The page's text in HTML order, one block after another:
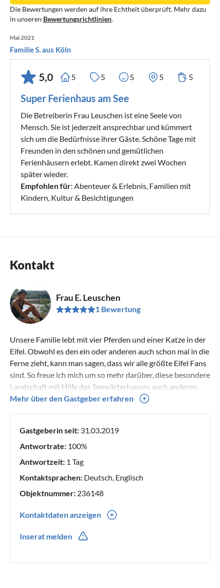
vielfältigen Freizeitmöglichkeiten der Umgebung Ihren
Aufenthalt zu einem unvergesslichen Erlebnis machen
werden. Trotz der Einschränkungen im Bade- und
Bootbetrieb bietet unser Ferienhaus die perfekte
Gelegenheit, sich zu erholen und die Natur in vollen Zügen
zu genießen.
Wir freuen uns auf Ihren Besuch und stehen Ihnen für
weitere Informationen gerne zur Verfügung.
Den Wasserstand des Sees können Sie sich per Webcam
ansehen.
Die Bewertungen werden auf ihre Echtheit überprüft. Mehr dazu
in unseren Bewertungsrichtlinien.
Mai 2021
Familie S. aus Köln
5,0 5 5 5 5 5
Super Ferienhaus am See
Die Betreiberin Frau Leuschen ist eine Seele von
Mensch. Sie ist jederzeit ansprechbar und kümmert
sich um die Bedürfnisse ihrer Gäste. Schöne Tage mit
Freunden in den schönen und gemütlichen
Ferienhäusern erlebt. Kamen direkt zwei Wochen
später wieder.
Empfohlen für: Abenteuer & Erlebnis, Familien mit
Kindern, Kultur & Besichtigungen
Kontakt
Frau E. Leuschen
1 Bewertung
Unsere Familie lebt mit vier Pferden und einer Katze in der
Eifel. Obwohl es den ein oder anderen auch schon mal in die
Ferne zieht, kann man sagen, dass wir alle größte Eifel Fans
sind. So freue ich mich um so mehr darüber, diese besondere
Landschaft mit Hilfe des Seewärterhauses auch anderen
Menschen näher bringen zu können. Sehr gerne stehe ich
Eifel Elke Leuschen
Mehr über den Gastgeber erfahren
Gastgeberin seit: 31.03.2019
Antwortrate: 100%
Antwortzeit: 1 Tag
Kontaktsprachen: Deutsch, Englisch
Objektnummer: 236148
Kontaktdaten anzeigen
Inserat melden